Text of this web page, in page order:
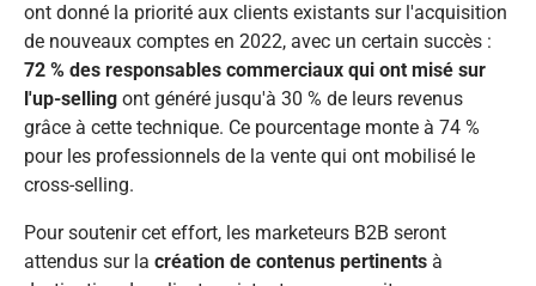
ont donné la priorité aux clients existants sur l'acquisition
de nouveaux comptes en 2022, avec un certain succès :
72 % des responsables commerciaux qui ont misé sur
l'up-selling ont généré jusqu'à 30 % de leurs revenus
grâce à cette technique. Ce pourcentage monte à 74 %
pour les professionnels de la vente qui ont mobilisé le
cross-selling.
Pour soutenir cet effort, les marketeurs B2B seront
attendus sur la création de contenus pertinents à